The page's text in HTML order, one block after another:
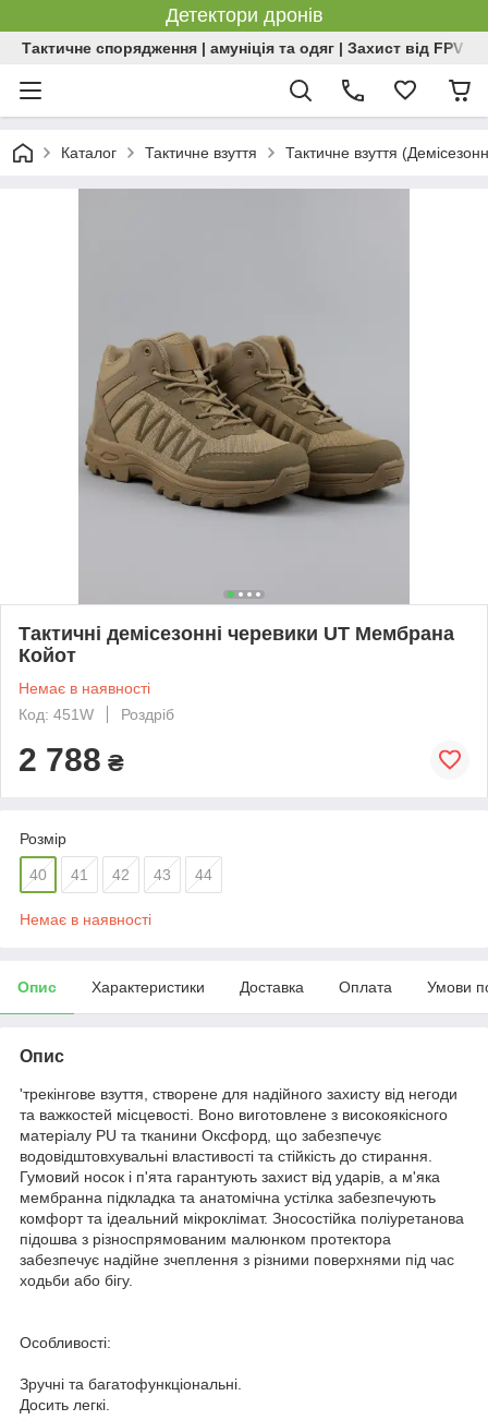
Детектори дронів
Тактичне спорядження | амуніція та одяг | Захист від FPV |
Каталог Тактичне взуття Тактичне взуття
Тактичні демісезонні черевики UT Mембрана
Койот
Немає в наявності
Код: 451W
Роздріб
2 788 ₴
Розмір
40 41 42 43 44
Немає в наявності
Опис Характеристики Доставка Оплата Умови
Опис
'трекінгове взуття, створене для надійного захисту від негоди
та важкостей місцевості. Воно виготовлене з високоякісного
матеріалу PU та тканини Оксфорд, що забезпечує
водовідштовхувальні властивості та стійкість до стирання.
Гумовий носок і п'ята гарантують захист від ударів, а м'яка
мембранна підкладка та анатомічна устілка забезпечують
комфорт та ідеальний мікроклімат. Зносостійка поліуретанова
підошва з різноспрямованим малюнком протектора
забезпечує надійне зчеплення з різними поверхнями під час
ходьби або бігу.
Особливості:
Зручні та багатофункціональні.
Досить легкі.